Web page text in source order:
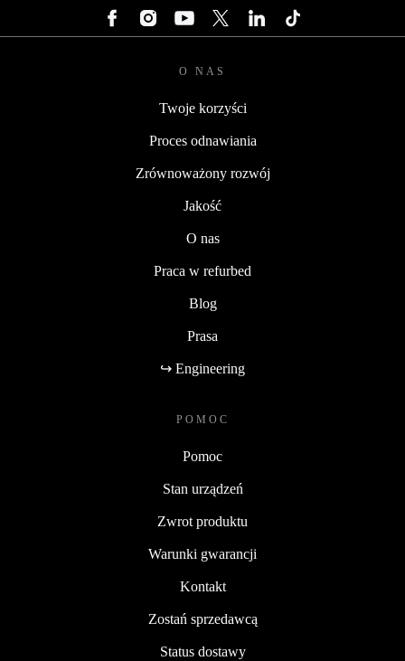
O NAS
Twoje korzyści
Proces odnawiania
Zrównoważony rozwój
Jakość
O nas
Praca w refurbed
Blog
Prasa
↪ Engineering
POMOC
Pomoc
Stan urządzeń
Zwrot produktu
Warunki gwarancji
Kontakt
Zostań sprzedawcą
Status dostawy